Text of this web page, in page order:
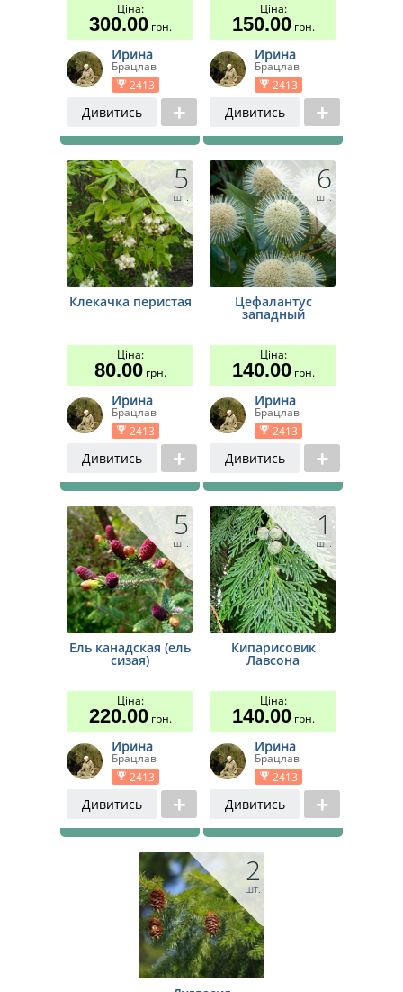
Ціна:
300.00грн.
Ирина
Брацлав
2413
Дивитись
Ціна:
150.00грн.
Ирина
Брацлав
2413
Дивитись
5
шт.
Клекачка перистая
Ціна:
80.00грн.
Ирина
Брацлав
2413
Дивитись
6
шт.
Цефалантус
западный
Ціна:
140.00грн.
Ирина
Брацлав
2413
Дивитись
5
шт.
Ель канадская (ель
сизая)
Ціна:
220.00грн.
Ирина
Брацлав
2413
Дивитись
1
шт.
Кипарисовик
Лавсона
Ціна:
140.00грн.
Ирина
Брацлав
2413
Дивитись
2
шт.